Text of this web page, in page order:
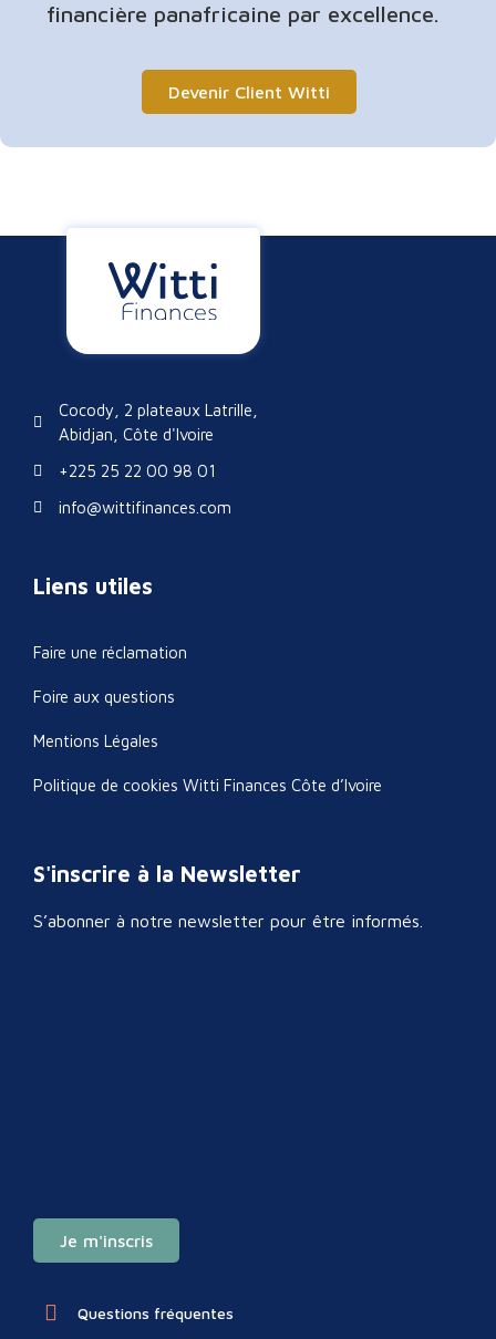
financière panafricaine par excellence.
Devenir Client Witti
Cocody, 2 plateaux Latrille,
Abidjan, Côte d'Ivoire
+225 25 22 00 98 01
info@wittifinances.com
Liens utiles
Faire une réclamation
Foire aux questions
Mentions Légales
Politique de cookies Witti Finances Côte d’Ivoire
S'inscrire à la Newsletter
S’abonner à notre newsletter pour être informés.
Je m'inscris
Questions fréquentes